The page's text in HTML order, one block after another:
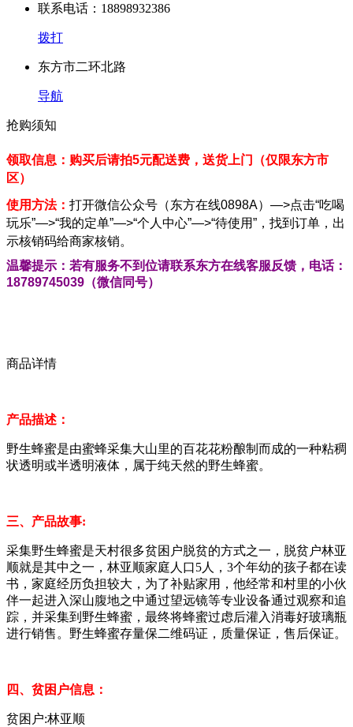
联系电话：18898932386
拨打
东方市二环北路
导航
抢购须知
领取信息： 购买后请拍5元配送费，送货上门
（仅限东方市
区）
使用方法： 打开微信公众号（东方在线0898A）—>点击“吃喝
玩乐”—>“我的定单”—>“个人中心”—>“待使用”，找到订单，出
示核销码给商家核销。
温馨提示：若有服务不到位请联系东方在线客服反馈，电话：
18789745039 （微信同号）
商品详情
产品描述：
野生蜂蜜是由蜜蜂采集大山里的百花花粉酿制而成的一种粘稠
状透明或半透明液体，属于纯天然的野生蜂蜜。
三、产品故事:
采集野生蜂蜜是天村很多贫困户脱贫的方式之一，脱贫户林亚
顺就是其中之一，林亚顺家庭人口5人，3个年幼的孩子都在读
书，家庭经历负担较大，为了补贴家用，他经常和村里的小伙
伴一起进入深山腹地之中通过望远镜等专业设备通过观察和追
踪，并采集到野生蜂蜜，最终将蜂蜜过虑后灌入消毒好玻璃瓶
进行销售。野生蜂蜜存量保二维码证，质量保证，售后保证。
四、贫困户信息：
贫困户:林亚顺